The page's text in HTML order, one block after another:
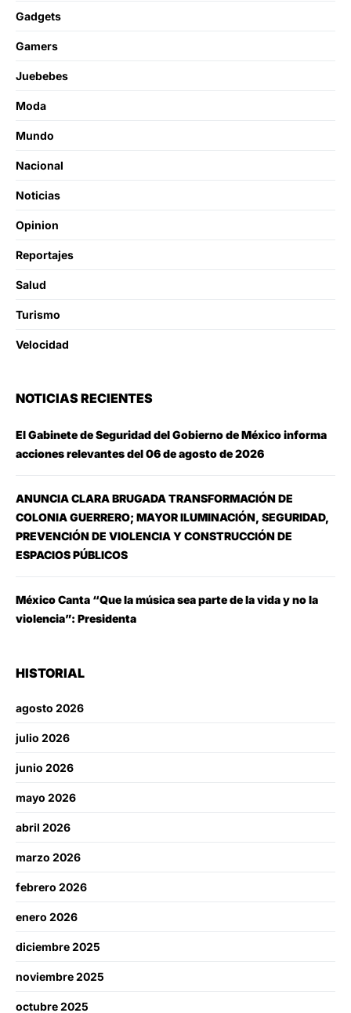
Gadgets
Gamers
Juebebes
Moda
Mundo
Nacional
Noticias
Opinion
Reportajes
Salud
Turismo
Velocidad
NOTICIAS RECIENTES
El Gabinete de Seguridad del Gobierno de México informa
acciones relevantes del 06 de agosto de 2026
ANUNCIA CLARA BRUGADA TRANSFORMACIÓN DE
COLONIA GUERRERO; MAYOR ILUMINACIÓN, SEGURIDAD,
PREVENCIÓN DE VIOLENCIA Y CONSTRUCCIÓN DE
ESPACIOS PÚBLICOS
México Canta “Que la música sea parte de la vida y no la
violencia”: Presidenta
HISTORIAL
agosto 2026
julio 2026
junio 2026
mayo 2026
abril 2026
marzo 2026
febrero 2026
enero 2026
diciembre 2025
noviembre 2025
octubre 2025